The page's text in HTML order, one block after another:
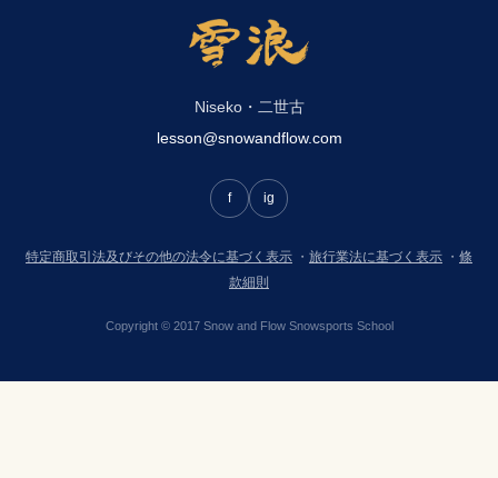
Niseko・二世古
lesson@snowandflow.com
f ig
特定商取引法及びその他の法令に基づく表示 ・ 旅行業法に基づく表示 ・ 條
款細則
Copyright © 2017 Snow and Flow Snowsports School